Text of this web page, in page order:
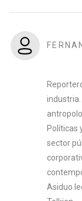
Políticas
sector
Asiduo